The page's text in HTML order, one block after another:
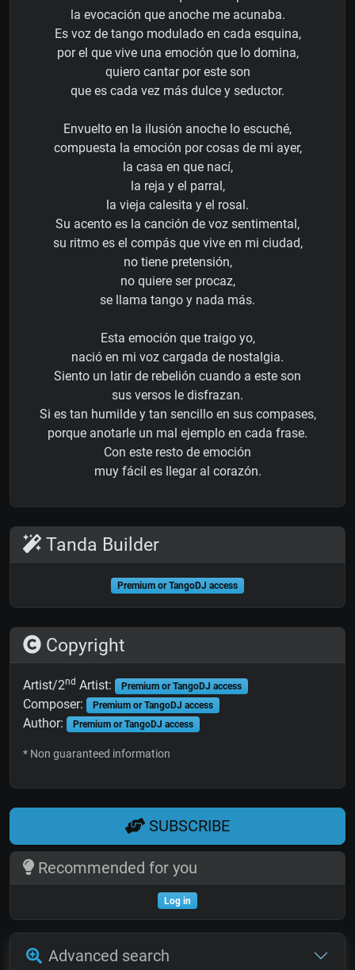
la evocación que anoche me acunaba.
Es voz de tango modulado en cada esquina,
por el que vive una emoción que lo domina,
quiero cantar por este son
que es cada vez más dulce y seductor.
Envuelto en la ilusión anoche lo escuché,
compuesta la emoción por cosas de mi ayer,
la casa en que nací,
la reja y el parral,
la vieja calesita y el rosal.
Su acento es la canción de voz sentimental,
su ritmo es el compás que vive en mi ciudad,
no tiene pretensión,
no quiere ser procaz,
se llama tango y nada más.
Esta emoción que traigo yo,
nació en mi voz cargada de nostalgia.
Siento un latir de rebelión cuando a este son
sus versos le disfrazan.
Si es tan humilde y tan sencillo en sus compases,
porque anotarle un mal ejemplo en cada frase.
Con este resto de emoción
muy fácil es llegar al corazón.
Tanda Builder
Premium or TangoDJ access
Copyright
Artist/2nd Artist: Premium or TangoDJ access
Composer: Premium or TangoDJ access
Author: Premium or TangoDJ access
* Non guaranteed information
SUBSCRIBE
Recommended for you
Log in
Advanced search